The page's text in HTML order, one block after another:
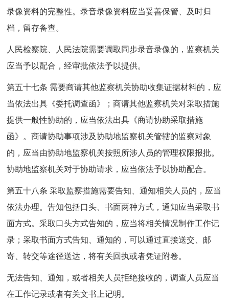
录像资料的完整性。录音录像资料应当妥善保管、及时归
档，留存备查。
人民检察院、人民法院需要调取同步录音录像的，监察机关
应当予以配合，经审批依法予以提供。
第五十七条 需要商请其他监察机关协助收集证据材料的，应
当依法出具《委托调查函》；商请其他监察机关对采取措施
提供一般性协助的，应当依法出具《商请协助采取措施
函》。商请协助事项涉及协助地监察机关管辖的监察对象
的，应当由协助地监察机关按照所涉人员的管理权限报批。
协助地监察机关对于协助请求，应当依法予以协助配合。
第五十八条 采取监察措施需要告知、通知相关人员的，应当
依法办理。告知包括口头、书面两种方式，通知应当采取书
面方式。采取口头方式告知的，应当将相关情况制作工作记
录；采取书面方式告知、通知的，可以通过直接送交、邮
寄、转交等途径送达，将有关回执或者凭证附卷。
无法告知、通知，或者相关人员拒绝接收的，调查人员应当
在工作记录或者有关文书上记明。